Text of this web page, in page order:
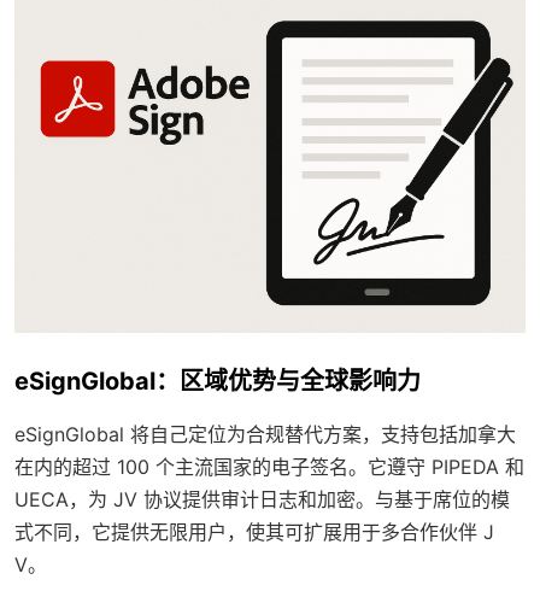
eSignGlobal：区域优势与全球影响力
eSignGlobal 将自己定位为合规替代方案，支持包括加拿大
在内的超过 100 个主流国家的电子签名。它遵守 PIPEDA 和
UECA，为 JV 协议提供审计日志和加密。与基于席位的模
式不同，它提供无限用户，使其可扩展用于多合作伙伴 J
V。